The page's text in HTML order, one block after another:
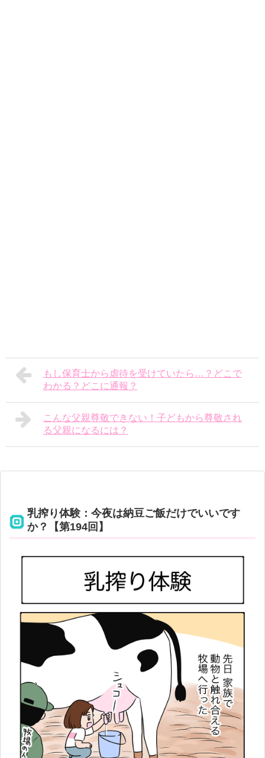
もし保育士から虐待を受けていたら…？どこで
わかる？どこに通報？
こんな父親尊敬できない！子どもから尊敬され
る父親になるには？
乳搾り体験：今夜は納豆ご飯だけでいいです
か？【第194回】